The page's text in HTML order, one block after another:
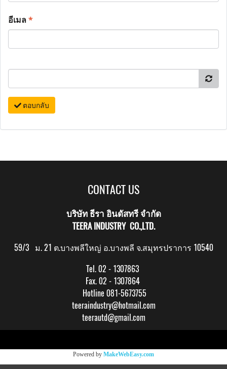
อีเมล*
ตอบกลับ
CONTACT US
บริษัท ธีรา อินดัสทรี จำกัด
TEERA INDUSTRY CO.,LTD.
59/3 ม. 21 ต.บางพลีใหญ่ อ.บางพลี จ.สมุทรปราการ 10540
Tel. 02 - 1307863
Fax. 02 - 1307864
Hotline 081-5673755
teeraindustry@hotmail.com
teerautd@gmail.com
Powered by MakeWebEasy.com